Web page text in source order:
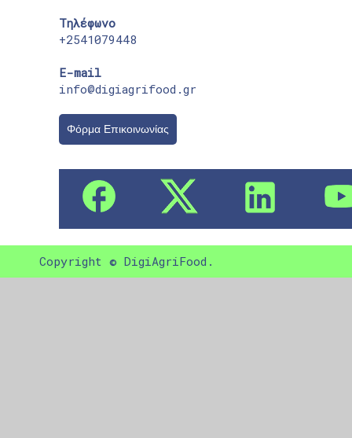
Τηλέφωνο
+2541079448
E-mail
info@digiagrifood.gr
Φόρμα Επικοινωνίας
Copyright © DigiAgriFood.